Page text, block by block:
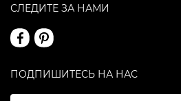
СЛЕДИТЕ ЗА НАМИ
ПОДПИШИТЕСЬ НА НАС